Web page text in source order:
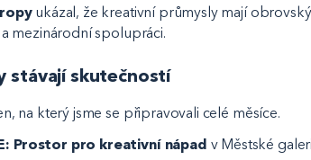
ukázal, že kreativní průmysly mají
mezinárodní spolupráci.
stávají skutečností
na který jsme se připravovali celé měsíce.
Prostor pro kreativní nápad v Městské